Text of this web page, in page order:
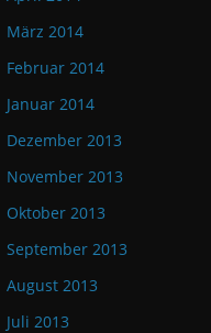
März 2014
Februar 2014
Januar 2014
Dezember 2013
November 2013
Oktober 2013
September 2013
August 2013
Juli 2013